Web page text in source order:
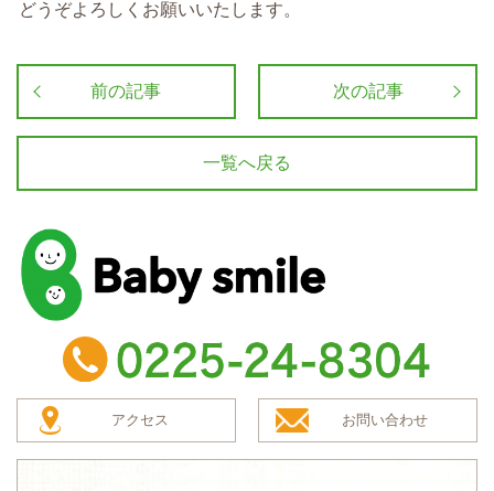
どうぞよろしくお願いいたします。
前の記事 次の記事
一覧へ戻る
baby smile
TEL：0225-24-8304
アクセス お問い合わせ